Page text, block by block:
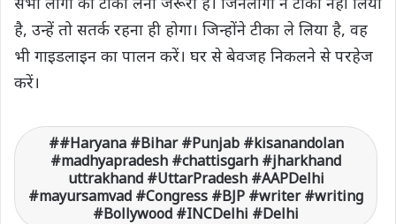
है, उन्हें तो सतर्क रहना ही होगा। जिन्होंने टीका ले लिया है, वह
भी गाइडलाइन का पालन करें। घर से बेवजह निकलने से परहेज
करें।
#Haryana #Bihar #Punjab #kisanandolan
#madhyapradesh #chattisgarh #jharkhand
uttrakhand #UttarPradesh #AAPDelhi
#mayursamvad #Congress #BJP #writer #writing
#Bollywood #INCDelhi #Delhi